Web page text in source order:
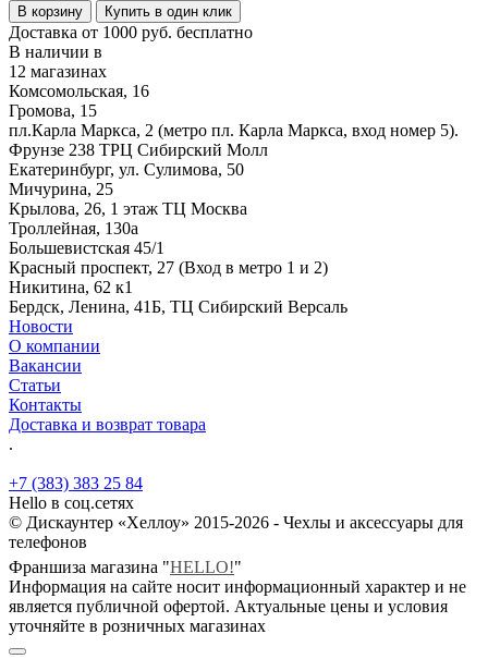
В корзину Купить в один клик
Доставка от 1000 руб. бесплатно
В наличии в
12 магазинах
Комсомольская, 16
Громова, 15
пл.Карла Маркса, 2 (метро пл. Карла Маркса, вход номер 5).
Фрунзе 238 ТРЦ Сибирский Молл
Екатеринбург, ул. Сулимова, 50
Мичурина, 25
Крылова, 26, 1 этаж ТЦ Москва
Троллейная, 130а
Большевистская 45/1
Красный проспект, 27 (Вход в метро 1 и 2)
Никитина, 62 к1
Бердск, Ленина, 41Б, ТЦ Сибирский Версаль
Новости
О компании
Вакансии
Статьи
Контакты
Доставка и возврат товара
.
+7 (383) 383 25 84
Hello в соц.сетях
© Дискаунтер «Хеллоу» 2015-2026 - Чехлы и аксессуары для
телефонов
Франшиза магазина "HELLO!"
Информация на сайте носит информационный характер и не
является публичной офертой. Актуальные цены и условия
уточняйте в розничных магазинах